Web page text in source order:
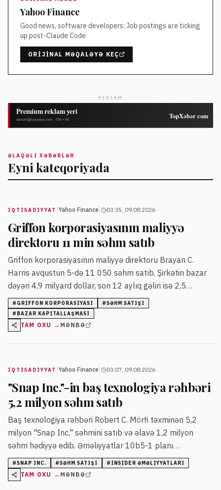
Yahoo Finance
Good news, software developers: Job postings are ticking
up post-Claude Code
ORIJINAL MƏQALƏYƏ KEÇ
REKLAM
ƏLAQƏLI XƏBƏRLƏR
Eyni kateqoriyada
İQTISADIYYAT Yahoo Finance 03:35, 09.08.2026
Griffon korporasiyasının maliyyə
direktoru 11 min səhm satıb
Griffon korporasiyasının maliyyə direktoru Brayan C.
Harris avqustun 5-də 11 050 səhm satıb. Şirkətin bazar
dəyəri 4,9 milyard dollar, son 12 aylıq gəliri isə 2,5
milyard dollar səviyyəsindədir.
# GRIFFON KORPORASIYASI #SƏHM SATIŞI
# BAZAR KAPITALLAŞMASI
TAM OXU → MƏNBƏ
İQTISADIYYAT Yahoo Finance 03:07, 09.08.2026
"Snap Inc."-in baş texnologiya rəhbəri
5,2 milyon səhm satıb
Baş texnologiya rəhbəri Robert C. Mörfi təxminən 5,2
milyon "Snap Inc." səhmini satıb və əlavə 1,2 milyon
səhm hədiyyə edib. Əməliyyatlar 10b5-1 planı
çərçivəsində aparılıb. Satışdan sonra Mörfinin birbaşa və
dolayı səhm payı təxminən 246,55 milyon dollar
dəyərində qalır.
#SNAP INC. #SƏHM SATIŞI # INSIDER ƏMƏLIYYATLARI
TAM OXU → MƏNBƏ